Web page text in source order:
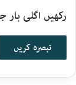
رکھیں اگلی